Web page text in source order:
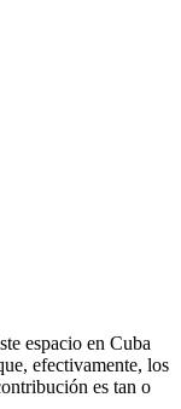
espacio en Cuba
efectivamente, los
es tan o